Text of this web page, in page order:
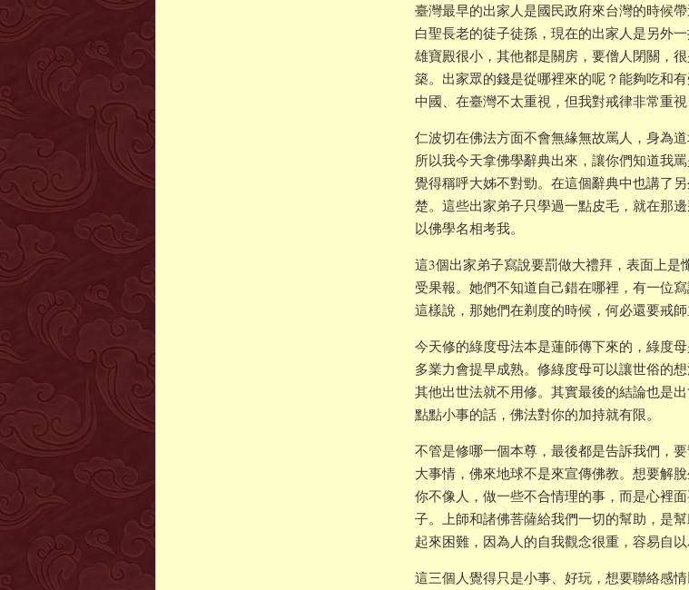
臺灣最早的出家人是國民政府來台灣的時候
白聖長老的徒子徒孫，現在的出家人是另外
雄寶殿很小，其他都是關房，要僧人閉關，
築。出家眾的錢是從哪裡來的呢？能夠吃和
中國、在臺灣不太重視，但我對戒律非常重
仁波切在佛法方面不會無緣無故罵人，身為
所以我今天拿佛學辭典出來，讓你們知道我
覺得稱呼大姊不對勁。在這個辭典中也講了
楚。這些出家弟子只學過一點皮毛，就在那
以佛學名相考我。
這3個出家弟子寫說要罰做大禮拜，表面上
受果報。她們不知道自己錯在哪裡，有一位
這樣說，那她們在剃度的時候，何必還要戒
今天修的綠度母法本是蓮師傳下來的，綠度
多業力會提早成熟。修綠度母可以讓世俗的
其他出世法就不用修。其實最後的結論也是
點點小事的話，佛法對你的加持就有限。
不管是修哪一個本尊，最後都是告訴我們，
大事情，佛來地球不是來宣傳佛教。想要解
你不像人，做一些不合情理的事，而是心裡
子。上師和諸佛菩薩給我們一切的幫助，是
起來困難，因為人的自我觀念很重，容易自
這三個人覺得只是小事、好玩，想要聯絡感